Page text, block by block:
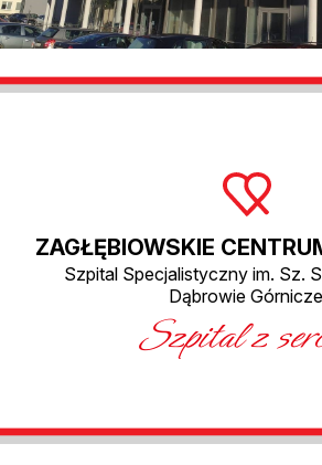
ZAGŁĘBIOWSKIE
Szpital Specjalistyczny im. Sz.
Dąbrowie
Szpital z